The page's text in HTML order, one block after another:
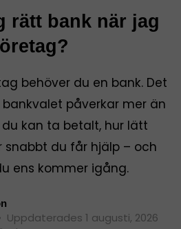
rätt bank när jag
behöver du en bank. Det
påverkar mer än
kan ta betalt, hur lätt
snabbt du får hjälp – och
ens kommer igång.
Uppdaterades 1 augusti, 2026